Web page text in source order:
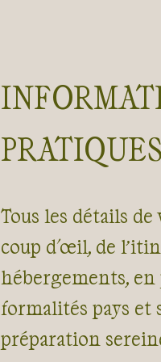
PRATIQUES
Tous les détails
coup d'œil, de
hébergements, en
formalités pays et
préparation